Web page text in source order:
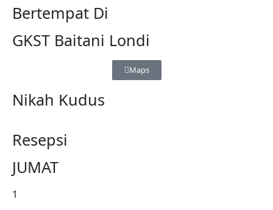
Bertempat Di
GKST Baitani Londi
Maps
Nikah Kudus
Resepsi
JUMAT
1